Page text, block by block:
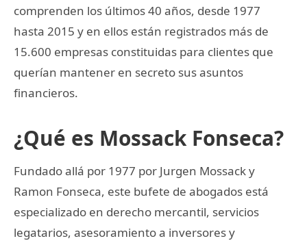
comprenden los últimos 40 años, desde 1977
hasta 2015 y en ellos están registrados más de
15.600 empresas constituidas para clientes que
querían mantener en secreto sus asuntos
financieros.
¿Qué es Mossack Fonseca?
Fundado allá por 1977 por Jurgen Mossack y
Ramon Fonseca, este bufete de abogados está
especializado en derecho mercantil, servicios
legatarios, asesoramiento a inversores y